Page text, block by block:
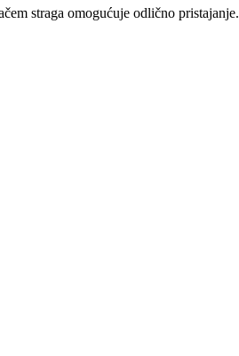
straga omogućuje odlično pristajanje.